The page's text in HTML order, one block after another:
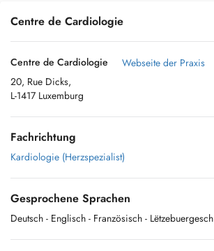
Centre de Cardiologie
Centre de Cardiologie
20, Rue Dicks,
L-1417 Luxemburg
Webseite der Praxis
Fachrichtung
Kardiologie (Herzspezialist)
Gesprochene Sprachen
Deutsch - Englisch - Französisch - Lëtzebuergesch